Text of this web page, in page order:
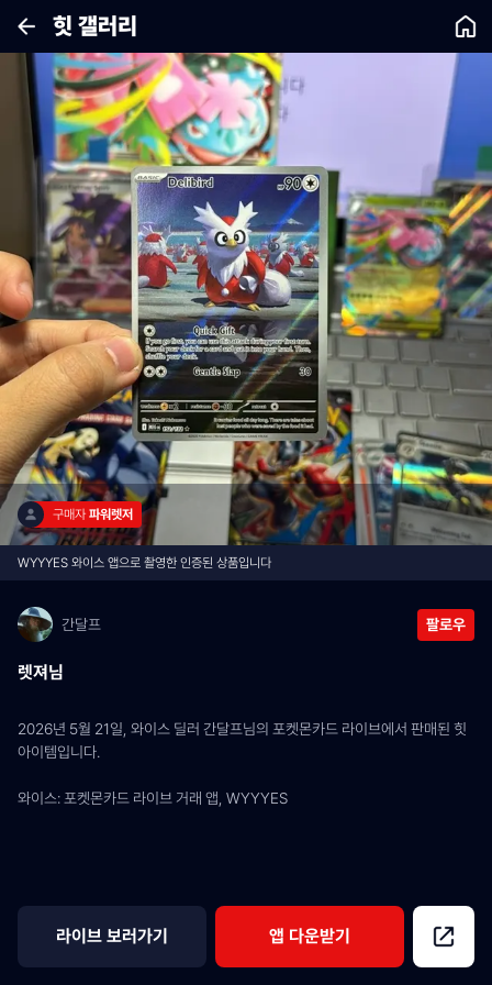
힛 갤러리
구매자 파워렛저
WYYYES 와이스 앱으로 촬영한 인증된 상품입니다
간달프 팔로우
렛져님
2026년 5월 21일, 와이스 딜러 간달프님의 포켓몬카드 라이브에서 판매된 힛
아이템입니다.
와이스: 포켓몬카드 라이브 거래 앱, WYYYES
라이브 보러가기 앱 다운받기